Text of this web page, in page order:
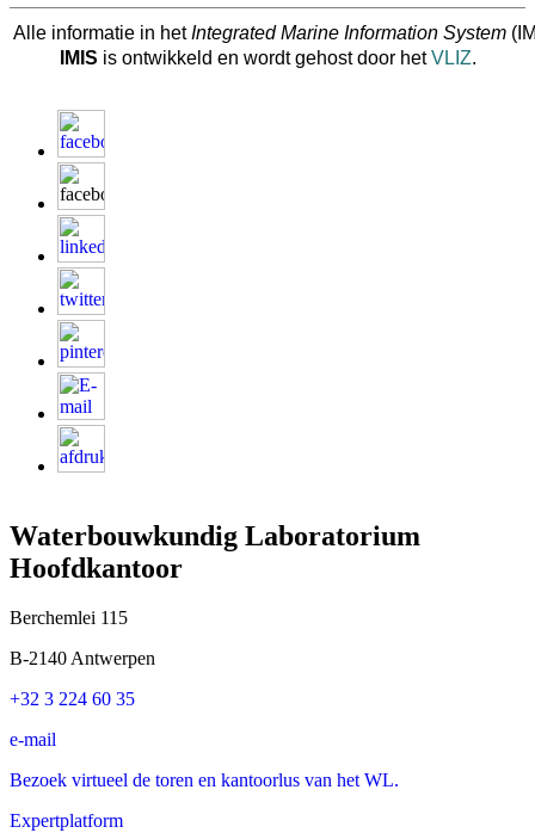
Alle informatie in hetIntegrated Marine Information System
IMIS is ontwikkeld en wordt gehost door hetVLIZ.
Waterbouwkundig Laboratorium
Hoofdkantoor
Berchemlei 115
B-2140 Antwerpen
+32 3 224 60 35
e-mail
Bezoek virtueel de toren en kantoorlus van het WL.
Expertplatform